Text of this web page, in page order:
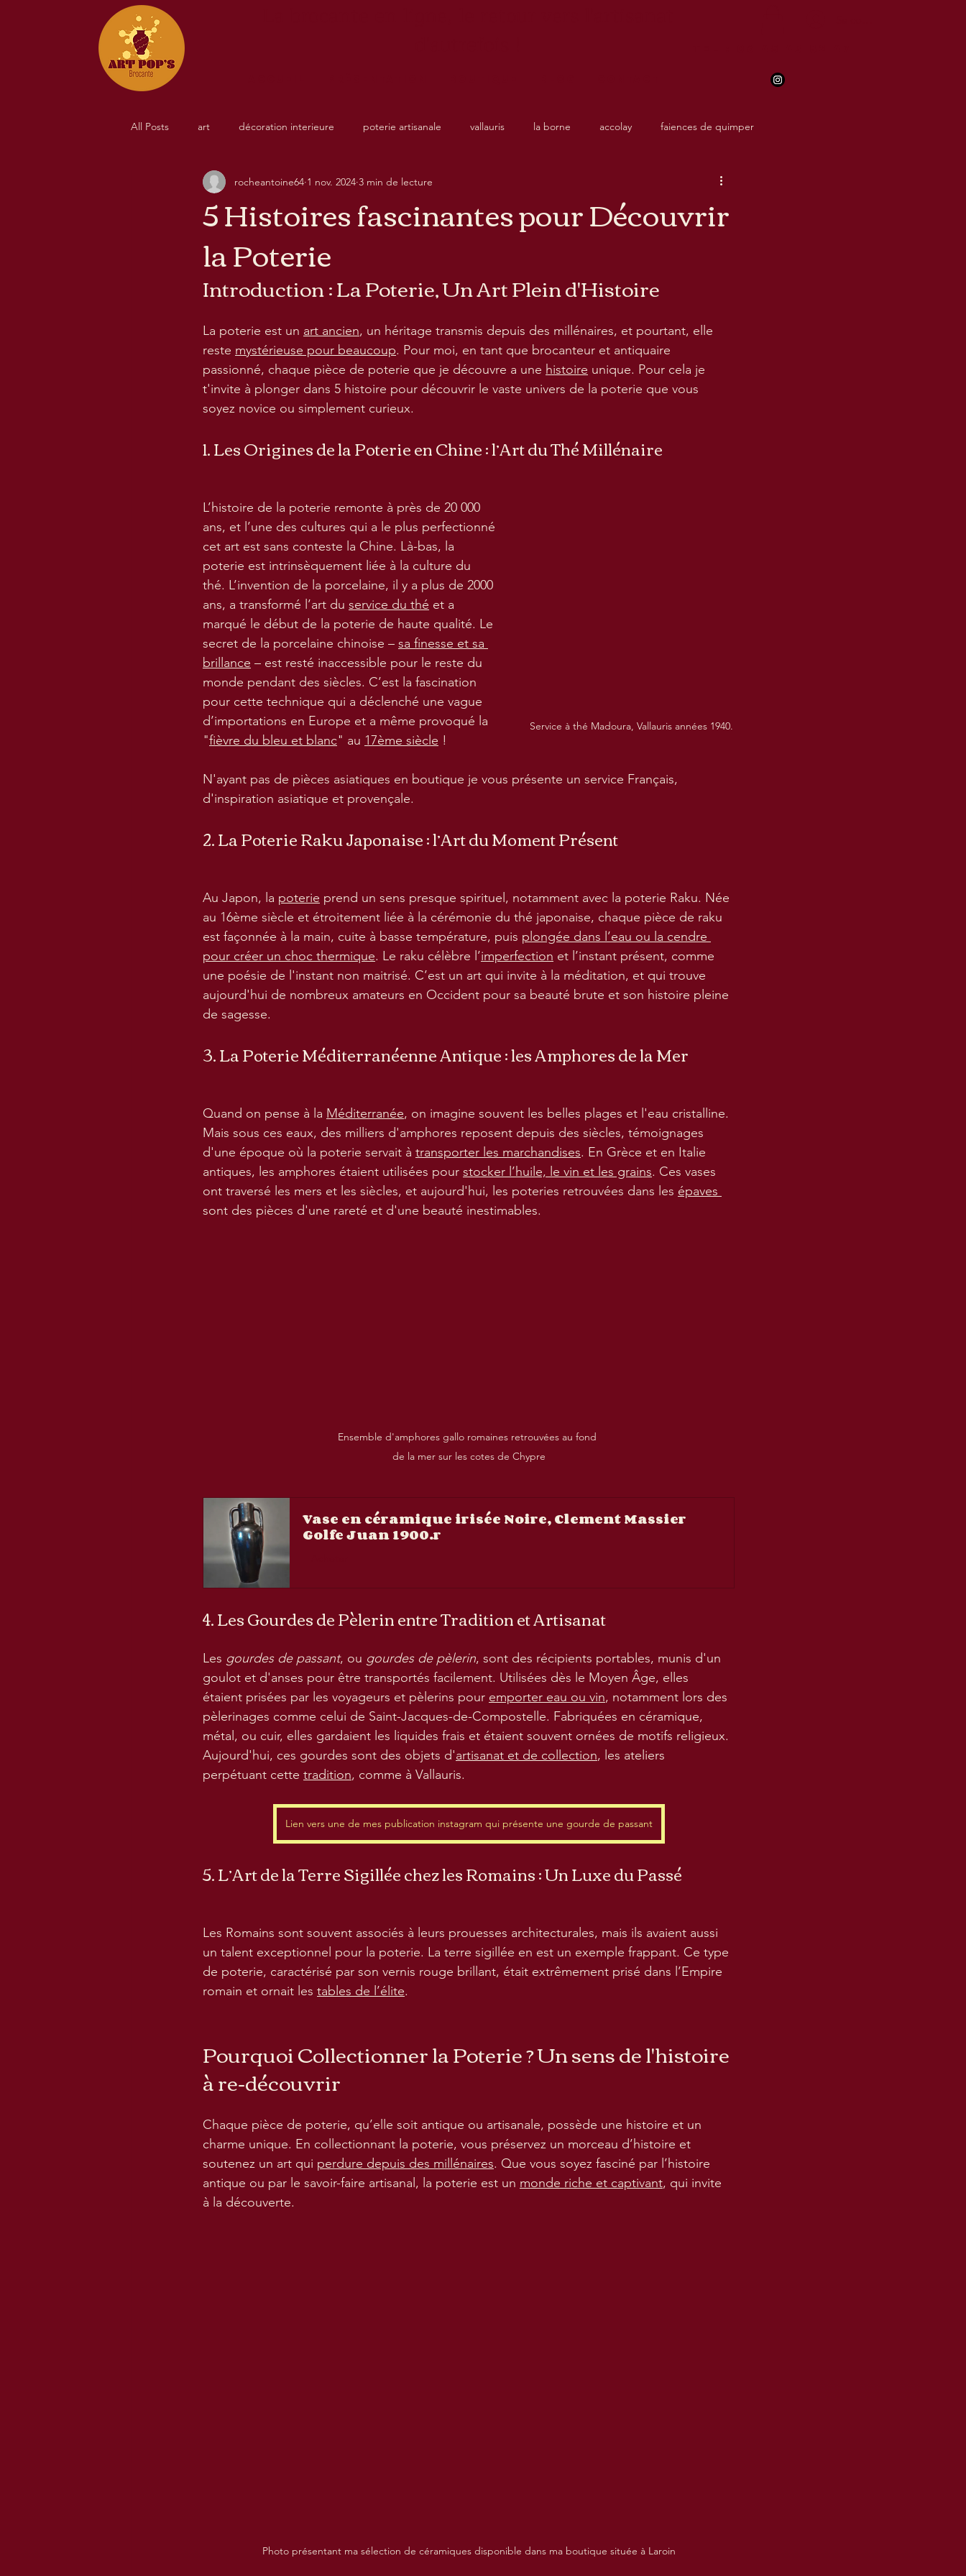
All Posts art décoration interieure poterie artisanale vallauris la borne accolay faiences de quimper
5 Histoires fascinantes pour Découvrir
la Poterie
rocheantoine64 1 nov. 2024 3 min de lecture
Introduction : La Poterie, Un Art Plein d'Histoire
La poterie est un art ancien, un héritage transmis depuis des millénaires, et pourtant, elle
reste mystérieuse pour beaucoup. Pour moi, en tant que brocanteur et antiquaire
passionné, chaque pièce de poterie que je découvre a une histoire unique. Pour cela je
t'invite à plonger dans 5 histoire pour découvrir le vaste univers de la poterie que vous
soyez novice ou simplement curieux.
1. Les Origines de la Poterie en Chine : l’Art du Thé Millénaire
Service à thé Madoura, Vallauris années 1940.
L’histoire de la poterie remonte à près de 20 000
ans, et l’une des cultures qui a le plus perfectionné
cet art est sans conteste la Chine. Là-bas, la
poterie est intrinsèquement liée à la culture du
thé. L’invention de la porcelaine, il y a plus de 2000
ans, a transformé l’art du service du thé et a
marqué le début de la poterie de haute qualité. Le
secret de la porcelaine chinoise – sa finesse et sa
brillance – est resté inaccessible pour le reste du
monde pendant des siècles. C’est la fascination
pour cette technique qui a déclenché une vague
d’importations en Europe et a même provoqué la
"fièvre du bleu et blanc" au 17ème siècle !
N'ayant pas de pièces asiatiques en boutique je vous présente un service Français,
d'inspiration asiatique et provençale.
2. La Poterie Raku Japonaise : l’Art du Moment Présent
Au Japon, la poterie prend un sens presque spirituel, notamment avec la poterie Raku. Née
au 16ème siècle et étroitement liée à la cérémonie du thé japonaise, chaque pièce de raku
est façonnée à la main, cuite à basse température, puis plongée dans l’eau ou la cendre
pour créer un choc thermique. Le raku célèbre l’imperfection et l’instant présent, comme
une poésie de l'instant non maitrisé. C’est un art qui invite à la méditation, et qui trouve
aujourd'hui de nombreux amateurs en Occident pour sa beauté brute et son histoire pleine
de sagesse.
3. La Poterie Méditerranéenne Antique : les Amphores de la Mer
Quand on pense à la Méditerranée, on imagine souvent les belles plages et l'eau cristalline.
Mais sous ces eaux, des milliers d'amphores reposent depuis des siècles, témoignages
d'une époque où la poterie servait à transporter les marchandises. En Grèce et en Italie
antiques, les amphores étaient utilisées pour stocker l’huile, le vin et les grains. Ces vases
ont traversé les mers et les siècles, et aujourd'hui, les poteries retrouvées dans les épaves
sont des pièces d'une rareté et d'une beauté inestimables.
Ensemble d'amphores gallo romaines retrouvées au fond
de la mer sur les cotes de Chypre
Vase en céramique irisée Noire, Clement Massier
Golfe Juan 1900.r
4. Les Gourdes de Pèlerin entre Tradition et Artisanat
Les gourdes de passant, ou gourdes de pèlerin, sont des récipients portables, munis d'un
goulot et d'anses pour être transportés facilement. Utilisées dès le Moyen Âge, elles
étaient prisées par les voyageurs et pèlerins pour emporter eau ou vin, notamment lors des
pèlerinages comme celui de Saint-Jacques-de-Compostelle. Fabriquées en céramique,
métal, ou cuir, elles gardaient les liquides frais et étaient souvent ornées de motifs religieux.
Aujourd'hui, ces gourdes sont des objets d'artisanat et de collection, les ateliers
perpétuant cette tradition, comme à Vallauris.
Lien vers une de mes publication instagram qui présente une gourde de passant
5. L’Art de la Terre Sigillée chez les Romains : Un Luxe du Passé
Les Romains sont souvent associés à leurs prouesses architecturales, mais ils avaient aussi
un talent exceptionnel pour la poterie. La terre sigillée en est un exemple frappant. Ce type
de poterie, caractérisé par son vernis rouge brillant, était extrêmement prisé dans l’Empire
romain et ornait les tables de l’élite.
Pourquoi Collectionner la Poterie ? Un sens de l'histoire
à re-découvrir
Chaque pièce de poterie, qu’elle soit antique ou artisanale, possède une histoire et un
charme unique. En collectionnant la poterie, vous préservez un morceau d’histoire et
soutenez un art qui perdure depuis des millénaires. Que vous soyez fasciné par l’histoire
antique ou par le savoir-faire artisanal, la poterie est un monde riche et captivant, qui invite
à la découverte.
Photo présentant ma sélection de céramiques disponible dans ma boutique située à Laroin